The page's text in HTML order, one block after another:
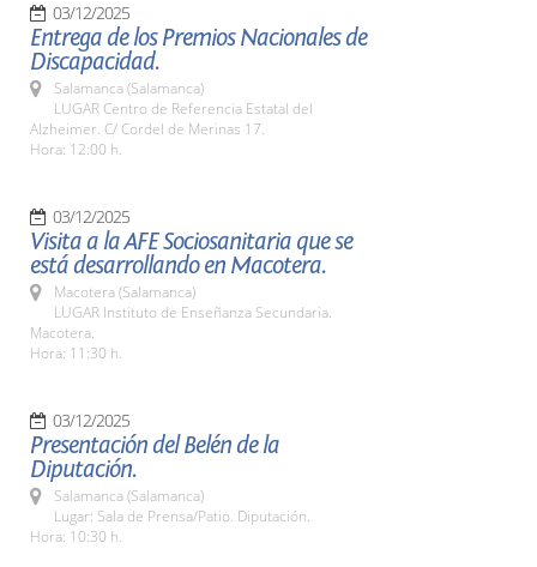
03/12/2025
Entrega de los Premios Nacionales de
Discapacidad.
Salamanca (Salamanca)
LUGAR Centro de Referencia Estatal del
Alzheimer. C/ Cordel de Merinas 17.
Hora: 12:00 h.
03/12/2025
Visita a la AFE Sociosanitaria que se
está desarrollando en Macotera.
Macotera (Salamanca)
LUGAR Instituto de Enseñanza Secundaria.
Macotera.
Hora: 11:30 h.
03/12/2025
Presentación del Belén de la
Diputación.
Salamanca (Salamanca)
Lugar: Sala de Prensa/Patio. Diputación.
Hora: 10:30 h.